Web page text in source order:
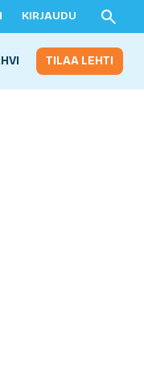
KIRJAUDU
TILAA LEHTI